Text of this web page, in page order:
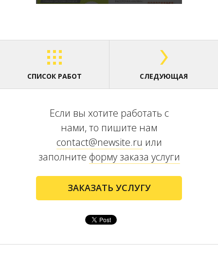
СПИСОК РАБОТ СЛЕДУЮЩАЯ
Если вы хотите работать с
нами, то пишите нам
contact@newsite.ru или
заполните форму заказа услуги
ЗАКАЗАТЬ УСЛУГУ